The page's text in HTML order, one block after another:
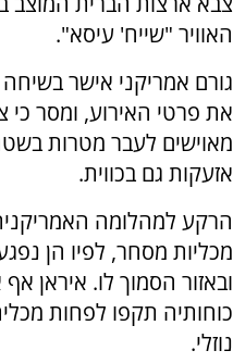
האוויר "שייח' עיסא".
גורם אמריקני אישר
את פרטי האירוע, ומסר כי
מאוישים לעבר מטרות
אזעקות גם בכווית.
הרקע למהלומה
מכליות מסחר, לפיו הן
ובאזור הסמוך לו. איראן
כוחותיה תקפו לפחות
נוזלי.